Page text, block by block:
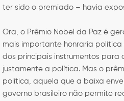
ter sido o premiado – havia
Ora, o Prêmio Nobel da Paz é
mais importante honraria
dos principais instrumentos para
justamente a política. Mas o
política, aquela que a baixa
governo brasileiro não permite